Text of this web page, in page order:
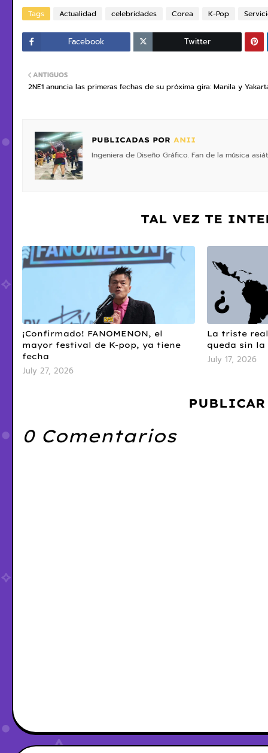
Tags Actualidad celebridades Corea K-Pop
Facebook Twitter
ANTIGUOS
2NE1 anuncia las primeras fechas de su próxima gira: Manila y
PUBLICADAS POR ANII
Ingeniera de Diseño Gráfico. Fan de la música
TAL VEZ TE
¡Confirmado! FANOMENON, el
mayor festival de K-pop, ya tiene
fecha
July 27, 2026
La triste
queda sin la
July 17, 2026
0 Comentarios